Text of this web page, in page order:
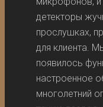
детекторы
прослушках,
для клиента.
появилось
настроенное
многолетний